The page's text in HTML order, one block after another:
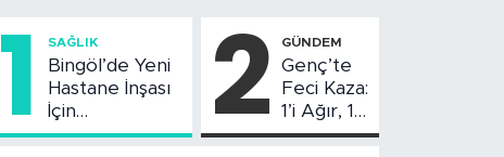
1 SAĞLIK
Bingöl’de Yeni
Hastane İnşası
İçin
Değerlendirme
2 GÜNDEM
Genç’te
Feci Kaza:
1’i Ağır, 10
Yaralı